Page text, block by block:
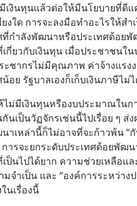
เงินทุนแล้วต่อให้มีนโยบายที่ดี
ยงใด การจะลงมือทำอะไรให้สำ
ที่กำลังพัฒนาหรือประเทศด้อย
กี่ยวกับเงินทุน เมื่อประชาชนใ
ะชากรไม่มีคุณภาพ ค่าจ้างแรง
อย รัฐบาลเองก็เก็บเงินภาษีไม่
ไม่มีเงินทุนหรืองบประมาณใน
กันเป็นวัฏจักรเช่นนี้ไปเรื่อย ๆ ส่
าเหล่านี้ก็ไม่อาจที่จะก้าวพ้น “
ารจะยกระดับประเทศด้อยพัฒ
เป็นไปได้ยาก ความช่วยเหลือแ
มจำเป็น และ “องค์การระหว่าง
นเรื่องนี้